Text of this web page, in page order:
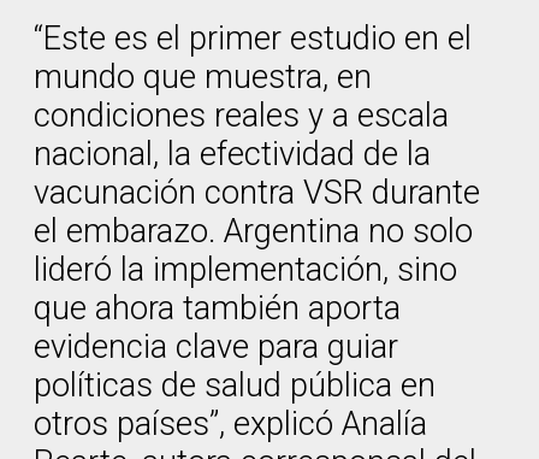
“Este es el primer estudio en el
mundo que muestra, en
condiciones reales y a escala
nacional, la efectividad de la
vacunación contra VSR durante
el embarazo. Argentina no solo
lideró la implementación, sino
que ahora también aporta
evidencia clave para guiar
políticas de salud pública en
otros países”, explicó Analía